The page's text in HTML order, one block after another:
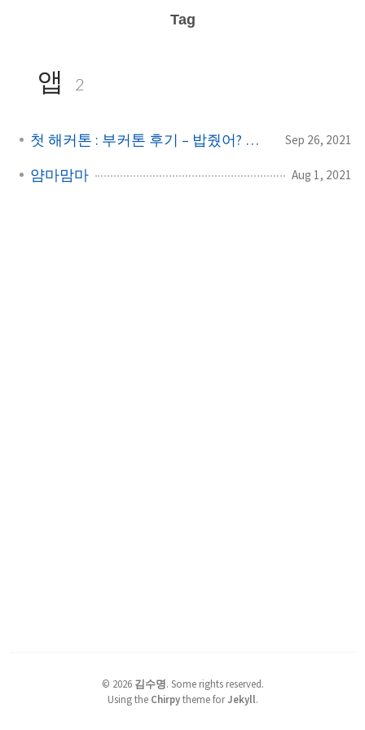
Tag
앱 2
첫 해커톤 : 부커톤 후기 – 밥줬어? 개발 Sep 26, 2021
얌마맘마 Aug 1, 2021
© 2026 김수명. Some rights reserved.
Using the Chirpytheme forJekyll.